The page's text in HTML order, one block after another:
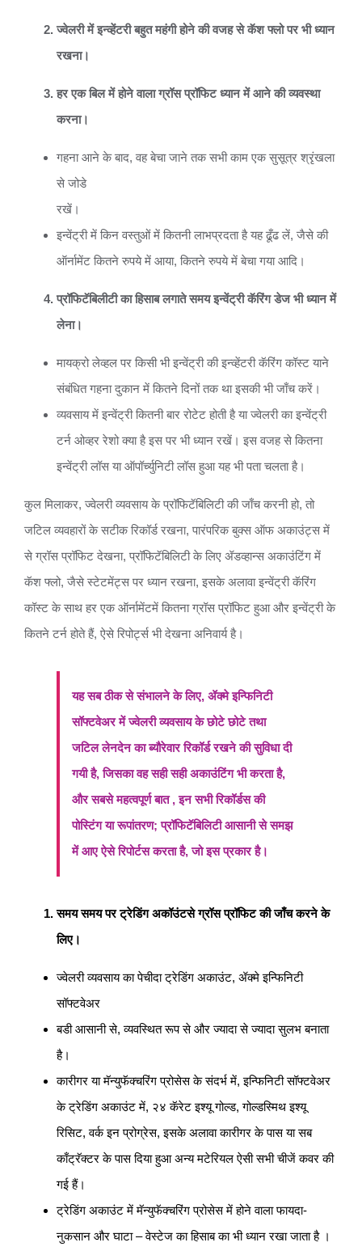
ज्वेलरी में इन्व्हेंटरी बहुत महंगी होने की वजह से कॅश फ्लो पर भी ध्यान
रखना।
हर एक बिल में होने वाला ग्रॉस प्रॉफिट ध्यान में आने की व्यवस्था
करना।
गहना आने के बाद, वह बेचा जाने तक सभी काम एक सुसूत्र श्रृंखला
से जोडे
रखें।
इन्वेंट्री में किन वस्तुओं में कितनी लाभप्रदता है यह ढूँढ लें, जैसे की
ऑर्नामेंट कितने रुपये में आया, कितने रुपये में बेचा गया आदि।
प्रॉफिटॅबिलीटी का हिसाब लगाते समय इन्वेंट्री कॅरिंग डेज भी ध्यान में
लेना।
मायक्रो लेव्हल पर किसी भी इन्वेंट्री की इन्व्हेंटरी कॅरिंग कॉस्ट याने
संबंधित गहना दुकान में कितने दिनों तक था इसकी भी जाँच करें।
व्यवसाय में इन्वेंट्री कितनी बार रोटेट होती है या ज्वेलरी का इन्वेंट्री
टर्न ओव्हर रेशो क्या है इस पर भी ध्यान रखें। इस वजह से कितना
इन्वेंट्री लॉस या ऑपॉर्च्युनिटी लॉस हुआ यह भी पता चलता है।
कुल मिलाकर, ज्वेलरी व्यवसाय के प्रॉफिटॅबिलिटी की जाँच करनी हो, तो
जटिल व्यवहारों के सटीक रिकॉर्ड रखना, पारंपरिक बुक्स ऑफ अकाउंट्स में
से ग्रॉस प्रॉफिट देखना, प्रॉफिटॅबिलिटी के लिए ॲडव्हान्स अकाउंटिंग में
कॅश फ्लो, जैसे स्टेटमेंट्स पर ध्यान रखना, इसके अलावा इन्वेंट्री कॅरिंग
कॉस्ट के साथ हर एक ऑर्नामेंटमें कितना ग्रॉस प्रॉफिट हुआ और इन्वेंट्री के
कितने टर्न होते हैं, ऐसे रिपोर्ट्स भी देखना अनिवार्य है।
यह सब ठीक से संभालने के लिए, ॲक्मे इन्फिनिटी
सॉफ्टवेअर में ज्वेलरी व्यवसाय के छोटे छोटे तथा
जटिल लेनदेन का ब्यौरेवार रिकॉर्ड रखने की सुविधा दी
गयी है, जिसका वह सही सही अकाउंटिंग भी करता है,
और सबसे महत्वपूर्ण बात , इन सभी रिकॉर्डस की
पोस्टिंग या रूपांतरण; प्रॉफिटॅबिलिटी आसानी से समझ
में आए ऐसे रिपोर्टस करता है, जो इस प्रकार है।
समय समय पर ट्रेडिंग अकॉउंटसे ग्रॉस प्रॉफिट की जाँच करने के
लिए।
ज्वेलरी व्यवसाय का पेचीदा ट्रेडिंग अकाउंट, ॲक्मे इन्फिनिटी
सॉफ्टवेअर
बडी आसानी से, व्यवस्थित रूप से और ज्यादा से ज्यादा सुलभ बनाता
है।
कारीगर या मॅन्युफॅक्चरिंग प्रोसेस के संदर्भ में, इन्फिनिटी सॉफ्टवेअर
के ट्रेडिंग अकाउंट में, २४ कॅरेट इश्यू गोल्ड, गोल्डस्मिथ इश्यू
रिसिट, वर्क इन प्रोग्रेस, इसके अलावा कारीगर के पास या सब
काँट्रॅक्टर के पास दिया हुआ अन्य मटेरियल ऐसी सभी चीजें कवर की
गई हैं।
ट्रेडिंग अकाउंट में मॅन्युफॅक्चरिंग प्रोसेस में होने वाला फायदा-
नुकसान और घाटा – वेस्टेज का हिसाब का भी ध्यान रखा जाता है ।